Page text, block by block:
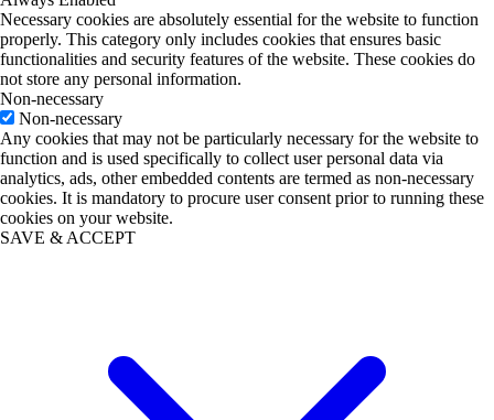
Necessary cookies are absolutely essential for the website to function
properly. This category only includes cookies that ensures basic
functionalities and security features of the website. These cookies do
not store any personal information.
Non-necessary
Non-necessary
Any cookies that may not be particularly necessary for the website to
function and is used specifically to collect user personal data via
analytics, ads, other embedded contents are termed as non-necessary
cookies. It is mandatory to procure user consent prior to running these
cookies on your website.
SAVE & ACCEPT